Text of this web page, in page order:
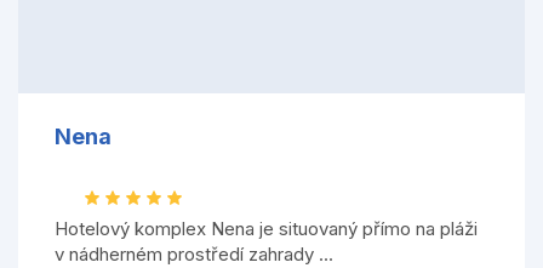
Nena
Hotelový komplex Nena je situovaný přímo na pláži
v nádherném prostředí zahrady ...